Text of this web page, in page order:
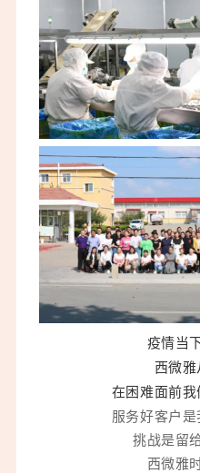
疫情当
西微
在困难面前
服务好客户
挑战是留
西微雅